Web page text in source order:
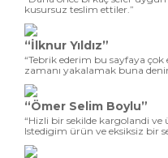
kusursuz teslim ettiler.”
“İlknur Yıldız”
“Tebrik ederim bu sayfaya
zamanı yakalamak buna
“Ömer Selim Boylu”
“Hizli bir sekilde kargolandi ve
Istedigim ürün ve eksiksiz bir